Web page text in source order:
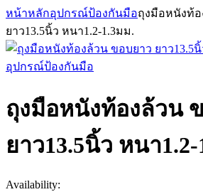
หน้าหลักอุปกรณ์ป้องกันมือถุงมือหนังท้
ยาว13.5นิ้ว หนา1.2-1.3มม.
อุปกรณ์ป้องกันมือ
ถุงมือหนังท้องล้วน
ยาว13.5นิ้ว หนา
Availability: